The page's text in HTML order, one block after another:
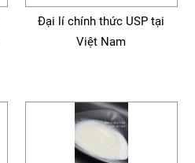
Đại lí chính thức USP tại
Việt Nam